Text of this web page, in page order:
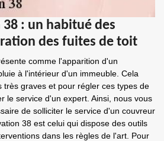
: un habitué des
des fuites de toit
comme l'apparition d'un
à l'intérieur d'un immeuble. Cela
très graves et pour régler ces types de
le service d'un expert. Ainsi, nous vous
de solliciter le service d'un couvreur
38 est celui qui dispose des outils
dans les règles de l'art. Pour